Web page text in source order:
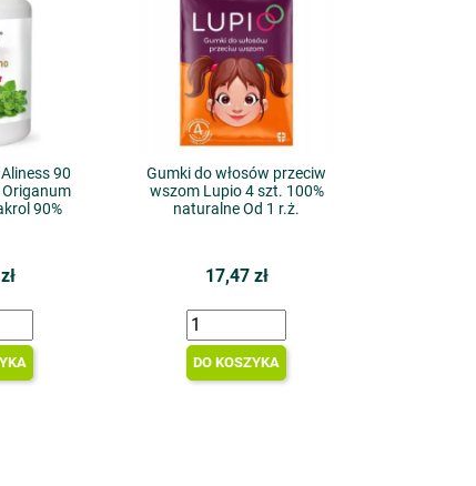
90
Origanum
90%
Gumki do włosów przeciw
wszom Lupio 4 szt. 100%
naturalne Od 1 r.ż.
17,47 zł
DO KOSZYKA